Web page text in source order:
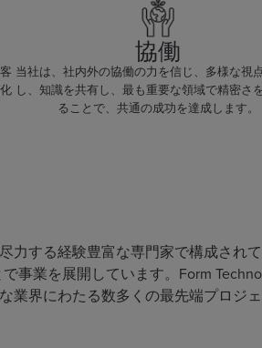
協働
当社は、社内外の協働の力を信じ、多様な視
し、知識を共有し、最も重要な領域で精密さ
ることで、共通の成功を達成します。
力する経験豊富な専門家で構成され
事業を展開しています。Form
業界にわたる数多くの最先端プロジ